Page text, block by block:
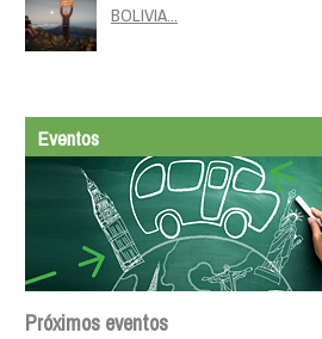
BOLIVIA...
Eventos
Próximos eventos